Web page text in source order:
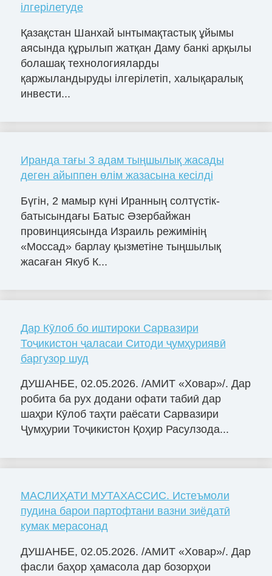
ілгерілетуде
Қазақстан Шанхай ынтымақтастық ұйымы
аясында құрылып жатқан Даму банкі арқылы
болашақ технологияларды
қаржыландыруды ілгерілетіп, халықаралық
инвести...
Иранда тағы 3 адам тыңшылық жасады
деген айыппен өлім жазасына кесілді
Бүгін, 2 мамыр күні Иранның солтүстік-
батысындағы Батыс Әзербайжан
провинциясында Израиль режимінің
«Моссад» барлау қызметіне тыңшылық
жасаған Якуб К...
Дар Кӯлоб бо иштироки Сарвазири
Тоҷикистон ҷаласаи Ситоди ҷумҳуриявӣ
баргузор шуд
ДУШАНБЕ, 02.05.2026. /АМИТ «Ховар»/. Дар
робита ба рух додани офати табиӣ дар
шаҳри Кӯлоб таҳти раёсати Сарвазири
Ҷумҳурии Тоҷикистон Қоҳир Расулзода...
МАСЛИҲАТИ МУТАХАССИС. Истеъмоли
пудина барои партофтани вазни зиёдатӣ
кумак мерасонад
ДУШАНБЕ, 02.05.2026. /АМИТ «Ховар»/. Дар
фасли баҳор ҳамасола дар бозорҳои